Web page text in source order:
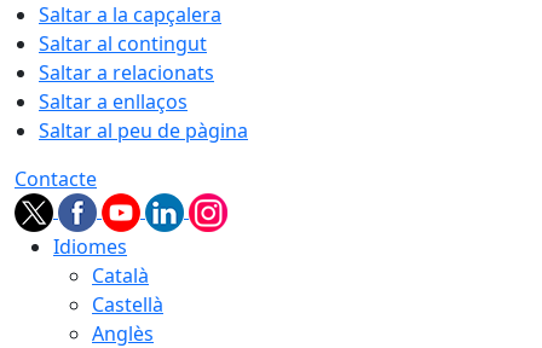
Saltar a la capçalera
Saltar al contingut
Saltar a relacionats
Saltar a enllaços
Saltar al peu de pàgina
Contacte
Idiomes
Català
Castellà
Anglès